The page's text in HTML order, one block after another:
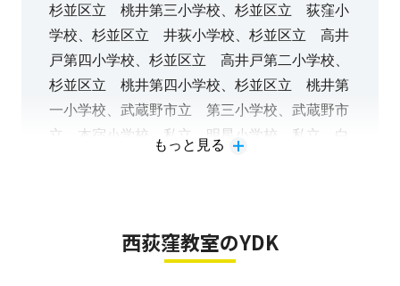
杉並区立 桃井第三小学校、杉並区立 荻窪小
学校、杉並区立 井荻小学校、杉並区立 高井
戸第四小学校、杉並区立 高井戸第二小学校、
杉並区立 桃井第四小学校、杉並区立 桃井第
一小学校、武蔵野市立 第三小学校、武蔵野市
立 本宿小学校、私立 明星小学校、私立 白
もっと見る
西荻窪教室のYDK